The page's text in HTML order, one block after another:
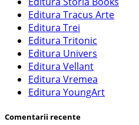
Editura Tracus Arte
Editura Trei
Editura Tritonic
Editura Univers
Editura Vellant
Editura Vremea
Editura YoungArt
Comentarii recente